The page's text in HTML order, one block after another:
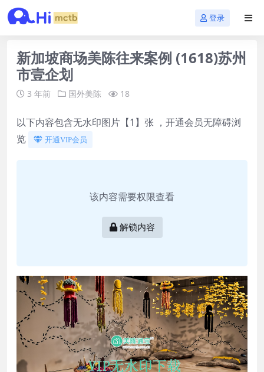
登录
新加坡商场美陈往来案例 (1618)苏州
市壹企划
3 年前 国外美陈 18
以下内容包含无水印图片【1】张 ，开通会员无障碍浏
览
开通VIP会员
该内容需要权限查看
解锁内容